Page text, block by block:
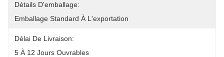
Détails D'emballage:
Emballage Standard À L'exportation
Délai De Livraison:
5 À 12 Jours Ouvrables